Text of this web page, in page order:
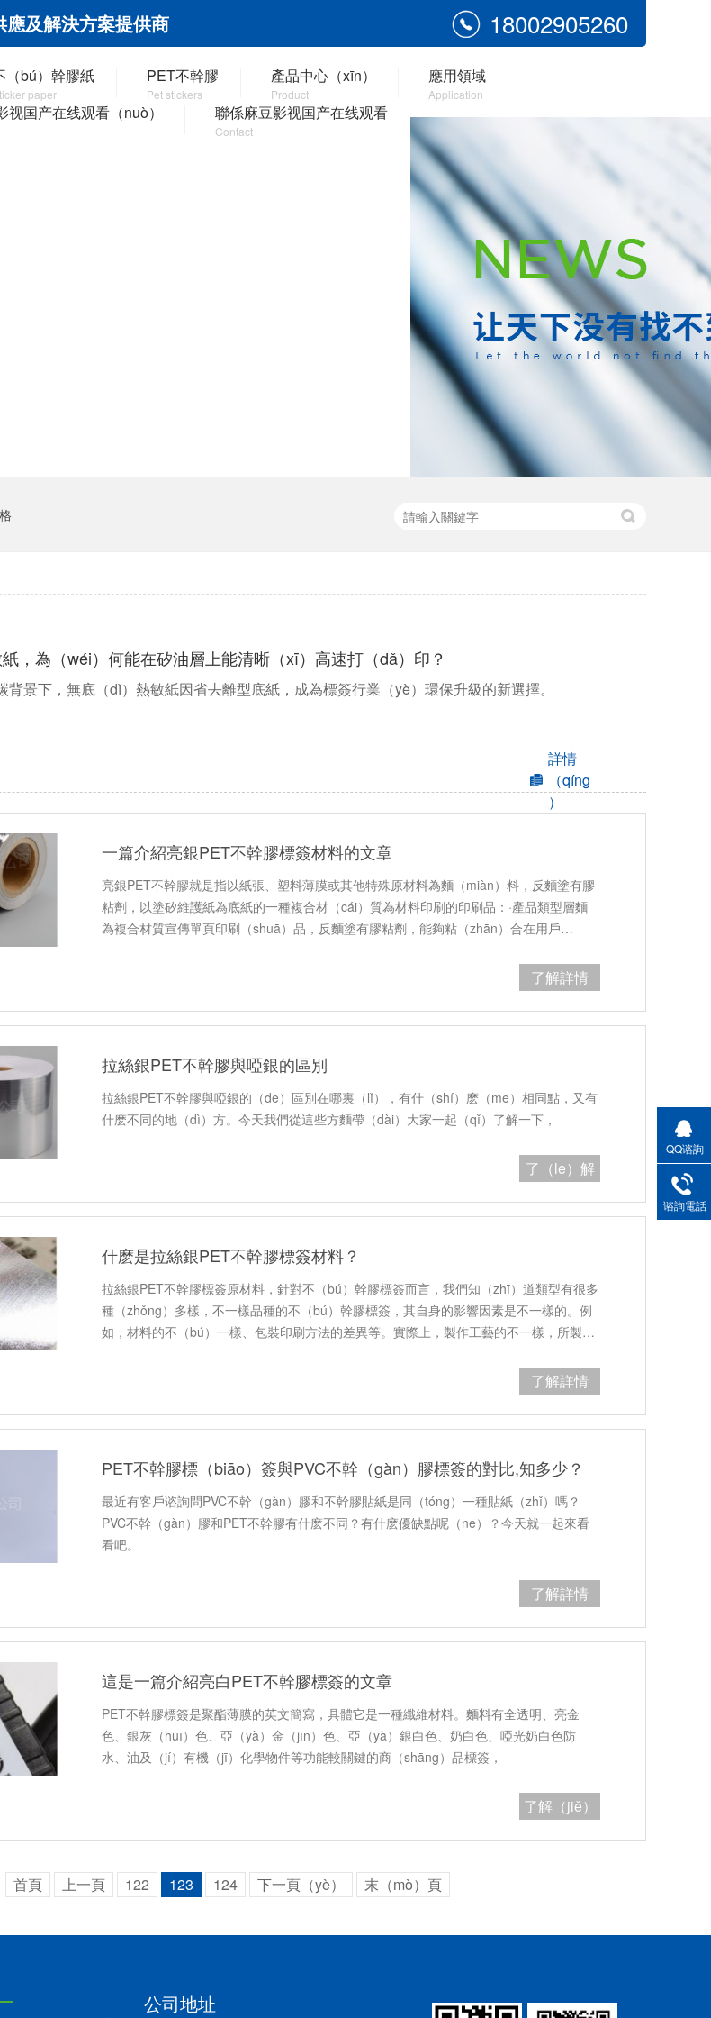
及解決方案提供商 18002905260
（bú）幹膠紙
paper
PET不幹膠
Pet stickers
產品中心（xīn）
Product
應用領域
Application
视国产在线观看（nuò） 聯係麻豆影视国产在线观看
Contact
，為（wéi）何能在矽油層上能清晰（xī）高速打（dǎ）印？
背景下，無底（dǐ）熱敏紙因省去離型底紙，成為標簽行業（yè）環保升級的新選擇。
詳情
（qíng
）
一篇介紹亮銀PET不幹膠標簽材料的文章
亮銀PET不幹膠就是指以紙張、塑料薄膜或其他特殊原材料為麵（miàn）料，反麵塗有膠
粘劑，以塗矽維護紙為底紙的一種複合材（cái）質為材料印刷的印刷品：·產品類型層麵
為複合材質宣傳單頁印刷（shuā）品，反麵塗有膠粘劑，能夠粘（zhān）合在用戶…
了解詳情
拉絲銀PET不幹膠與啞銀的區別
拉絲銀PET不幹膠與啞銀的（de）區別在哪裏（lǐ），有什（shí）麽（me）相同點，又有
什麽不同的地（dì）方。今天我們從這些方麵帶（dài）大家一起（qǐ）了解一下，
了（le）解
什麽是拉絲銀PET不幹膠標簽材料？
拉絲銀PET不幹膠標簽原材料，針對不（bú）幹膠標簽而言，我們知（zhī）道類型有很多
種（zhǒng）多樣，不一樣品種的不（bú）幹膠標簽，其自身的影響因素是不一樣的。例
如，材料的不（bú）一樣、包裝印刷方法的差異等。實際上，製作工藝的不一樣，所製…
了解詳情
PET不幹膠標（biāo）簽與PVC不幹（gàn）膠標簽的對比,知多少？
最近有客戶谘詢問PVC不幹（gàn）膠和不幹膠貼紙是同（tóng）一種貼紙（zhǐ）嗎？
PVC不幹（gàn）膠和PET不幹膠有什麽不同？有什麽優缺點呢（ne）？今天就一起來看
看吧。
了解詳情
這是一篇介紹亮白PET不幹膠標簽的文章
PET不幹膠標簽是聚酯薄膜的英文簡寫，具體它是一種纖維材料。麵料有全透明、亮金
色、銀灰（huī）色、亞（yà）金（jīn）色、亞（yà）銀白色、奶白色、啞光奶白色防
水、油及（jí）有機（jī）化學物件等功能較關鍵的商（shāng）品標簽，
了解（jiě）
首頁 上一頁 122 123 124 下一頁（yè） 末（mò）頁
公司地址
QQ谘詢
谘詢電話